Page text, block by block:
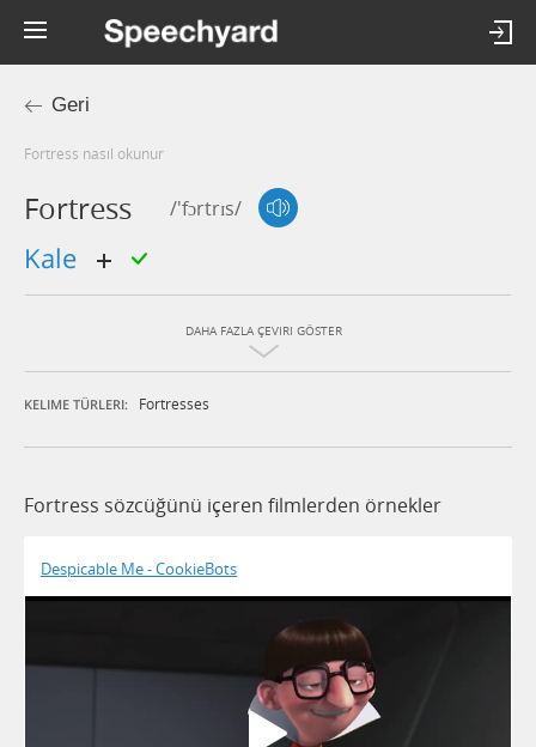
Geri
fortress nasıl okunur
Fortress /'fɔrtrɪs/
kale
DAHA FAZLA ÇEVIRI GÖSTER
KELIME TÜRLERI: Fortresses
Fortress sözcüğünü içeren filmlerden örnekler
Despicable Me - CookieBots